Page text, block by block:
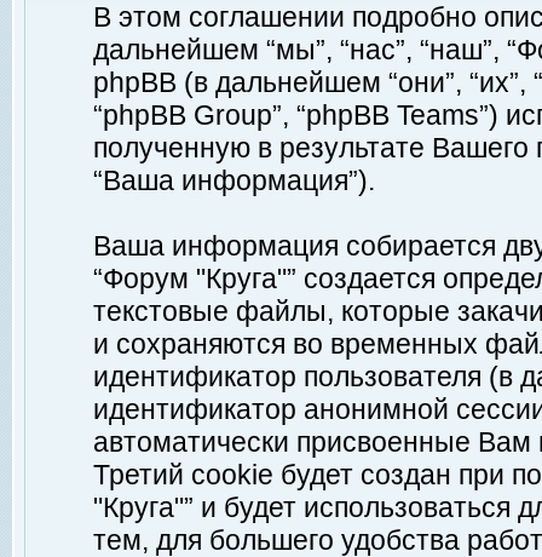
В этом соглашении подробно
дальнейшем “мы”, “нас”, “наш”,
phpBB (в дальнейшем “они”, “их”,
“phpBB Group”, “phpBB Teams”)
полученную в результате
“Ваша информация”).
Ваша информация собирается
“Форум "Круга"” создается
текстовые файлы, которые
и сохраняются во временных
идентификатор пользователя (в
идентификатор анонимной
автоматически присвоенные
Третий cookie будет создан при
"Круга"” и будет
тем, для большего удобства